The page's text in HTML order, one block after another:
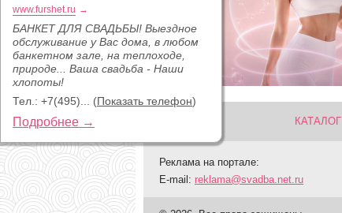
www.furshet.ru →
БАНКЕТ ДЛЯ СВАДЬБЫ! Выездное
обслуживание у Вас дома, в любом
банкетном зале, на теплоходе,
природе... Ваша свадьба - Наши
хлопоты!
Тел.: +7(495)... (Показать телефон)
Подробнее → КАТАЛОГ
Реклама на портале:
E-mail: reklama@svadba.net.ru